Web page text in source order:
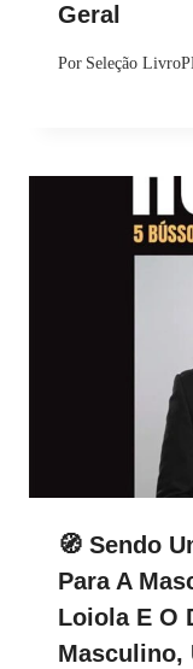
Geral
Por Seleção
🧭 Sendo
Para A
Loiola E O
Masculino,